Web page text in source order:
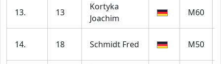
13. 13
Kortyka
Joachim
M60
14. 18 Schmidt Fred M50